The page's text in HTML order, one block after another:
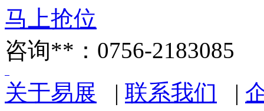
马上抢位
咨询**：0756-2183085
关于易展 | 联系我们 |